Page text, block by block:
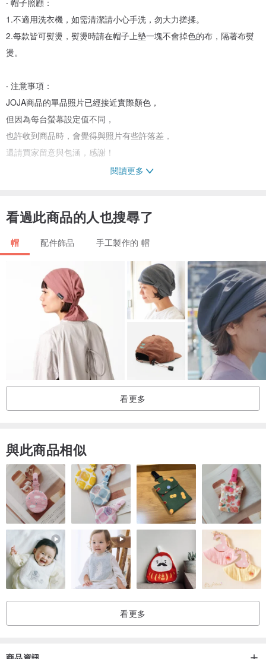
1.不適用洗衣機，如需清潔請小心手洗，勿大力搓揉。
2.每款皆可熨燙，熨燙時請在帽子上墊一塊不會掉色的布，隔著布熨
燙。
‧ 注意事項：
JOJA商品的單品照片已經接近實際顏色，
但因為每台螢幕設定值不同，
也許收到商品時，會覺得與照片有些許落差，
還請買家留意與包涵，感謝！
產地/製造方式
台灣設計師設計.製作
閱讀更多
看過此商品的人也搜尋了
帽 配件飾品 手工製作的 帽
看更多
與此商品相似
看更多